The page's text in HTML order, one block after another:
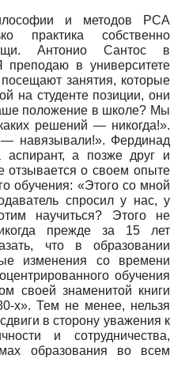
и методов РСА
практика собственно
Антонио Сантос в
преподаю в университете
занятия, которые
на студенте позиции, они
положение в школе? Мы
решений — никогда!».
навязывали!». Фердинад
а позже друг и
отзывается о своем опыте
обучения: «Этого со мной
спросил у нас, у
научиться? Этого не
прежде за 15 лет
что в образовании
изменения со времени
обучения
своей знаменитой книги
х». Тем не менее, нельзя
в сторону уважения к
и сотрудничества,
образования во всем